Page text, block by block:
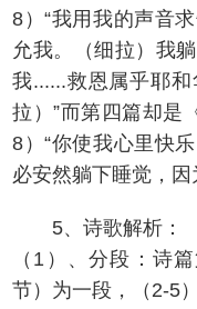
8）“我用我的声音
允我。（细拉）我
我......救恩属乎耶
拉）”而第四篇却是
8）“你使我心里快
必安然躺下睡觉，
5、诗歌解析：
（1）、分段：诗
节）为一段，（2-5